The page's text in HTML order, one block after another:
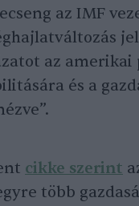
az IMF
az amerikai
és a
cikke szerint
több